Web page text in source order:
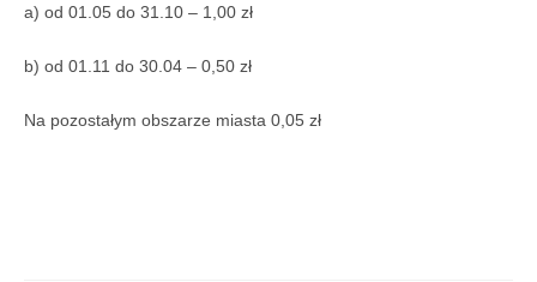
a) od 01.05 do 31.10 – 1,00 zł
b) od 01.11 do 30.04 – 0,50 zł
Na pozostałym obszarze miasta 0,05 zł